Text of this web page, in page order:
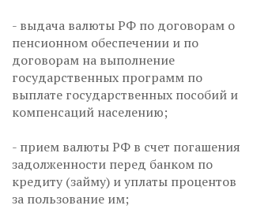
- выдача валюты РФ по договорам о
пенсионном обеспечении и по
договорам на выполнение
государственных программ по
выплате государственных пособий и
компенсаций населению;
- прием валюты РФ в счет погашения
задолженности перед банком по
кредиту (займу) и уплаты процентов
за пользование им;